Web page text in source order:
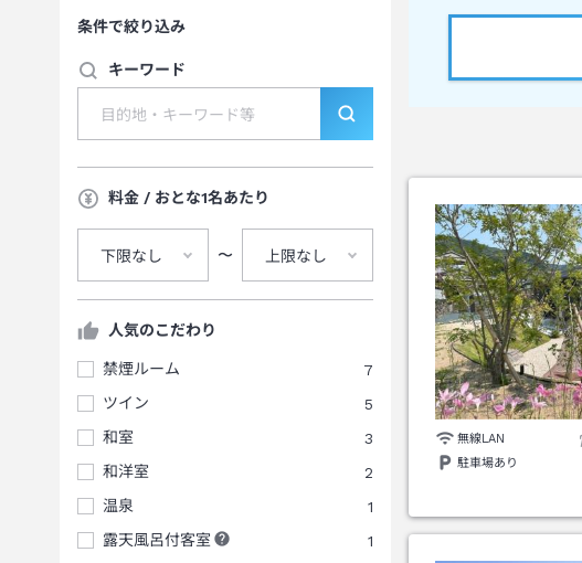
条件で絞り込み
キーワード
料金 / おとな1名あたり
下限なし 〜 上限なし
人気のこだわり
禁煙ルーム
7
ツイン
5
和室
3
和洋室
2
温泉
1
露天風呂付客室
1
無線LAN
駐車場あり